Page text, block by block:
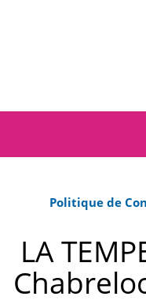
Politique de
LA